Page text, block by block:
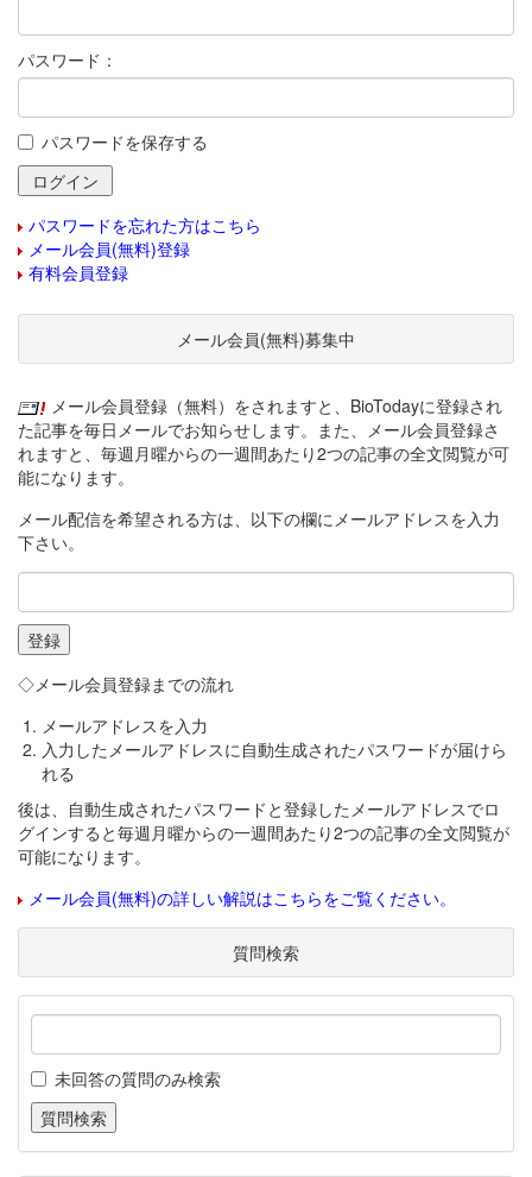
パスワード：
パスワードを保存する
パスワードを忘れた方はこちら
メール会員(無料)登録
有料会員登録
メール会員(無料)募集中
メール会員登録（無料）をされますと、BioTodayに登録され
た記事を毎日メールでお知らせします。また、メール会員登録さ
れますと、毎週月曜からの一週間あたり2つの記事の全文閲覧が可
能になります。
メール配信を希望される方は、以下の欄にメールアドレスを入力
下さい。
◇メール会員登録までの流れ
メールアドレスを入力
入力したメールアドレスに自動生成されたパスワードが届けら
れる
後は、自動生成されたパスワードと登録したメールアドレスでロ
グインすると毎週月曜からの一週間あたり2つの記事の全文閲覧が
可能になります。
メール会員(無料)の詳しい解説はこちらをご覧ください。
質問検索
未回答の質問のみ検索